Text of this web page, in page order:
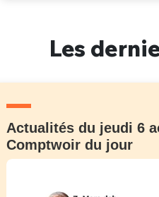
Les
Actualités du jeudi 6
Comptwoir du jour